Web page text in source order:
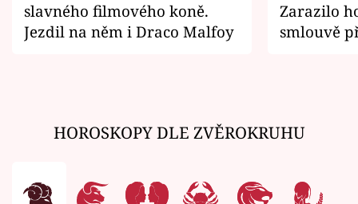
slavného filmového koně.
Jezdil na něm i Draco Malfoy
Zarazilo
smlouvě
HOROSKOPY DLE ZVĚROKRUHU